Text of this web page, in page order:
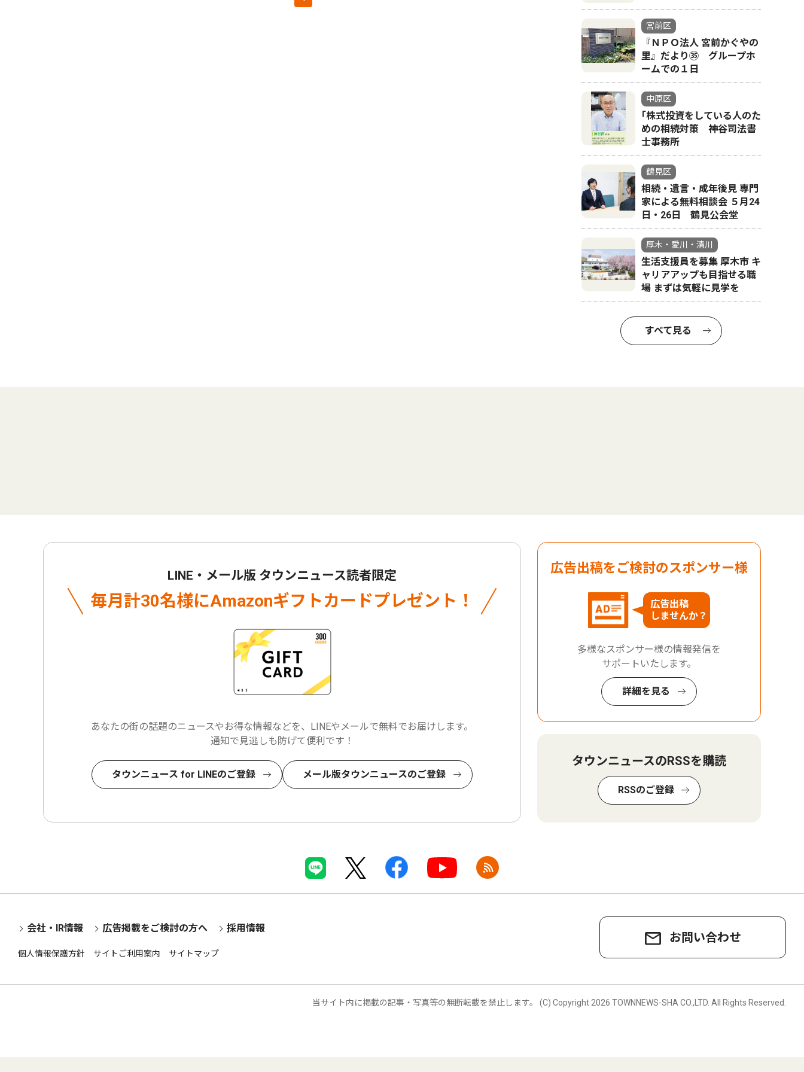
宮前区
『ＮＰＯ法人 宮前かぐやの
里』だより㉟ グループホ
ームでの１日
中原区
｢株式投資をしている人のた
めの相続対策 神谷司法書
士事務所
鶴見区
相続・遺言・成年後見 専門
家による無料相談会 ５月24
日・26日 鶴見公会堂
厚木・愛川・清川
生活支援員を募集 厚木市 キ
ャリアアップも目指せる職
場 まずは気軽に見学を
すべて見る
LINE・メール版 タウンニュース読者限定
毎月計30名様にAmazonギフトカードプレゼント！
あなたの街の話題のニュースやお得な情報などを、LINEやメールで無料でお届けします。
通知で見逃しも防げて便利です！
タウンニュース for LINEのご登録 メール版タウンニュースのご登録
広告出稿をご検討のスポンサー様
広告出稿
しませんか？
多様なスポンサー様の情報発信を
サポートいたします。
詳細を見る
タウンニュースのRSSを購読
RSSのご登録
お問い合わせ
会社・IR情報 広告掲載をご検討の方へ 採用情報
個人情報保護方針 サイトご利用案内 サイトマップ
当サイト内に掲載の記事・写真等の無断転載を禁止します。 (C) Copyright 2026 TOWNNEWS-SHA CO.,LTD. All Rights Reserved.